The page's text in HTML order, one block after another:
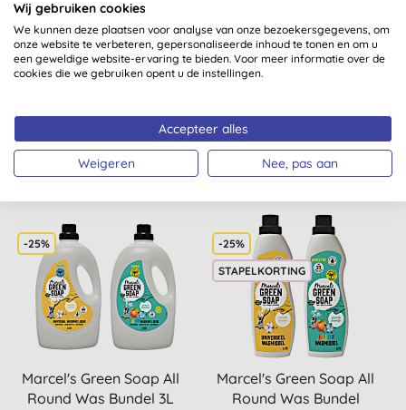
Etamine Du Lys
Vloeibaar Wasmiddel
Lavandel 5L
€ 35,40 KOPEN
Etamine Du Lys
Wasverzachter
Kersenbloesem &
€ 7,55 KOPEN
-25%
Marcel's Green Soap All
Round Was Bundel 3L
-25%
STAPELKORTING
Marcel's Green Soap All
Round Was Bundel
Wij gebruiken cookies
We kunnen deze plaatsen voor analyse van onze bezoekersgegevens, om
onze website te verbeteren, gepersonaliseerde inhoud te tonen en om u
een geweldige website-ervaring te bieden. Voor meer informatie over de
cookies die we gebruiken opent u de instellingen.
Accepteer alles
Weigeren Nee, pas aan